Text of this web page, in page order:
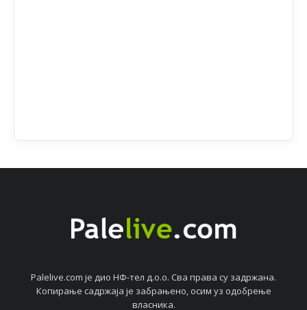
Palelive.com јe дио НФ-тeл д.о.о. Сва права су задржана.
Копирањe садржаја јe забрањeно, осим уз одобрeњe
власника.